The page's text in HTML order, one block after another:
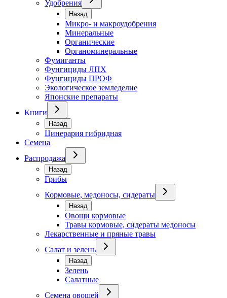
Удобрения
Назад
Микро- и макроудобрения
Минеральные
Органические
Органоминеральные
Фумиганты
Фунгициды ЛПХ
Фунгициды ПРОФ
Экологическое земледелие
Японские препараты
Книги
Назад
Цинерария гибридная
Семена
Распродажа
Назад
Грибы
Кормовые, медоносы, сидераты
Назад
Овощи кормовые
Травы кормовые, сидераты медоносы
Лекарственные и пряные травы
Салат и зелень
Назад
Зелень
Салатные
Семена овощей